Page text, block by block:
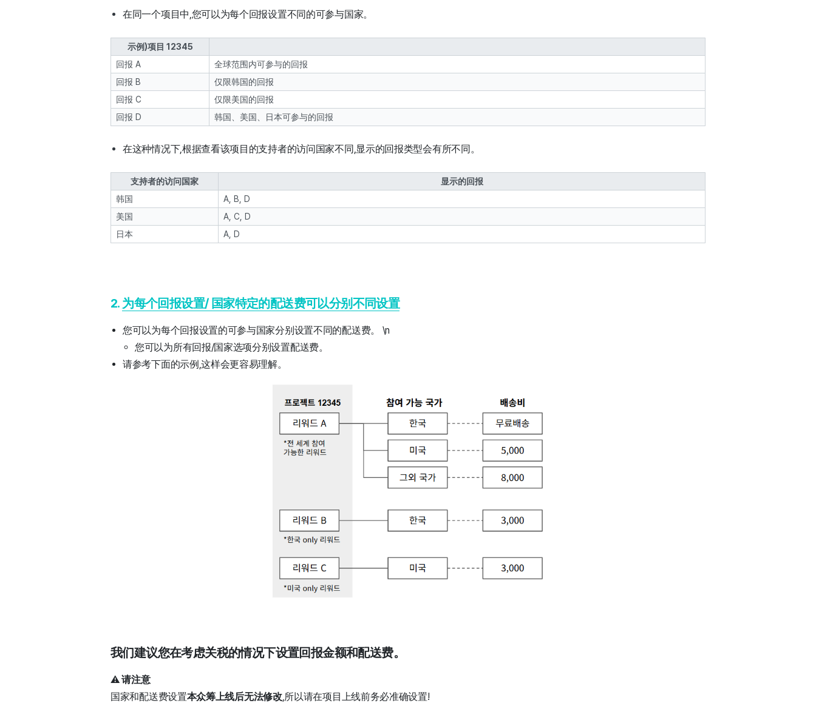
在同一个项目中,您可以为每个回报设置不同的可参与国家。
示例)项目 12345
回报 A
全球范围内可参与的回报
回报 B
仅限韩国的回报
回报 C
仅限美国的回报
回报 D
韩国、美国、日本可参与的回报
在这种情况下,根据查看该项目的支持者的访问国家不同,显示的回报类型会有所不同。
支持者的访问国家
显示的回报
韩国
A, B, D
美国
A, C, D
日本
A, D
2. 为每个回报设置/ 国家特定的配送费可以分别不同设置
您可以为每个回报设置的可参与国家分别设置不同的配送费。 \n
您可以为所有回报/国家选项分别设置配送费。
请参考下面的示例,这样会更容易理解。
我们建议您在考虑关税的情况下设置回报金额和配送费。
⚠️请注意
国家和配送费设置本众筹上线后无法修改,所以请在项目上线前务必准确设置!